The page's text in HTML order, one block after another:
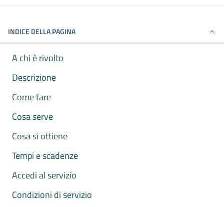
INDICE DELLA PAGINA
A chi è rivolto
Descrizione
Come fare
Cosa serve
Cosa si ottiene
Tempi e scadenze
Accedi al servizio
Condizioni di servizio